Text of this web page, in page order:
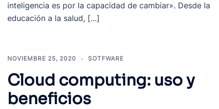
inteligencia es por la capacidad de cambiar». Desde la
educación a la salud, […]
NOVIEMBRE 25, 2020 SOTFWARE
Cloud computing: uso y
beneficios